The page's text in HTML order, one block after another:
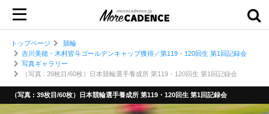
トップページ
競輪
吉川美穂・木村皆斗ゴールデンキャップ獲得／第119・120回生 第1回記録会
写真ギャラリー
（写真 : 39枚目/60枚）日本競輪選手養成所 第119・120回生 第1回記録会
（写真 : 39枚目/60枚）日本競輪選手養成所 第119・120回生 第1回記録会